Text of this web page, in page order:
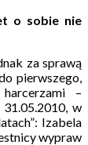
o sobie nie
za sprawą
pierwszego,
–
w
Izabela
wypraw